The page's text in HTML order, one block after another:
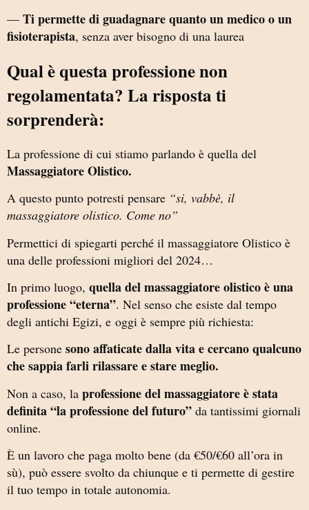
— Ti permette di guadagnare quanto un medico o un
fisioterapista, senza aver bisogno di una laurea
Qual è questa professione non
regolamentata? La risposta ti
sorprenderà:
La professione di cui stiamo parlando è quella del
Massaggiatore Olistico.
A questo punto potresti pensare “si, vabbè, il
massaggiatore olistico. Come no”
Permettici di spiegarti perché il massaggiatore Olistico è
una delle professioni migliori del 2024…
In primo luogo, quella del massaggiatore olistico è una
professione “eterna”. Nel senso che esiste dal tempo
degli antichi Egizi, e oggi è sempre più richiesta:
Le persone sono affaticate dalla vita e cercano qualcuno
che sappia farli rilassare e stare meglio.
Non a caso, la professione del massaggiatore è stata
definita “la professione del futuro” da tantissimi giornali
online.
È un lavoro che paga molto bene (da €50/€60 all’ora in
sù), può essere svolto da chiunque e ti permette di gestire
il tuo tempo in totale autonomia.